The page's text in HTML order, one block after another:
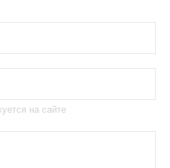
на сайте